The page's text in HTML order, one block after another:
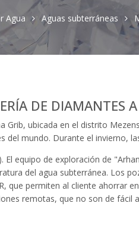
Agua Aguas subterráneas
DE DIAMANTES
Grib, ubicada en el distrito
del mundo. Durante el invierno,
El equipo de exploración de
del agua subterránea. Los
que permiten al cliente ahorrar
remotas, que no son de fácil